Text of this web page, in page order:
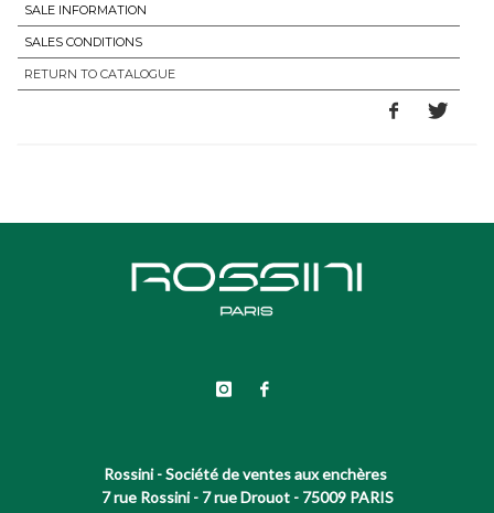
SALE INFORMATION
SALES CONDITIONS
RETURN TO CATALOGUE
Rossini - Société de ventes aux enchères
7 rue Rossini - 7 rue Drouot - 75009 PARIS